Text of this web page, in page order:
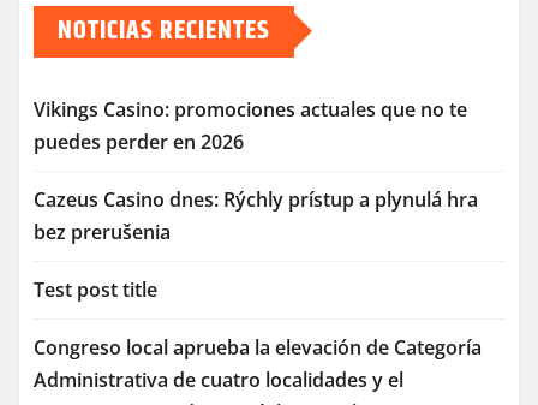
NOTICIAS RECIENTES
Vikings Casino: promociones actuales que no te
puedes perder en 2026
Cazeus Casino dnes: Rýchly prístup a plynulá hra
bez prerušenia
Test post title
Congreso local aprueba la elevación de Categoría
Administrativa de cuatro localidades y el